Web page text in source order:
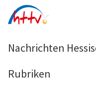
Inhalt
Nachrichten
Rubriken